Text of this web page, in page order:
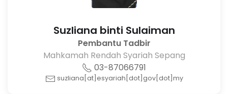
Suzliana binti Sulaiman
Pembantu Tadbir
Mahkamah Rendah Syariah Sepang
03-87066791
suzliana[at]esyariah[dot]gov[dot]my